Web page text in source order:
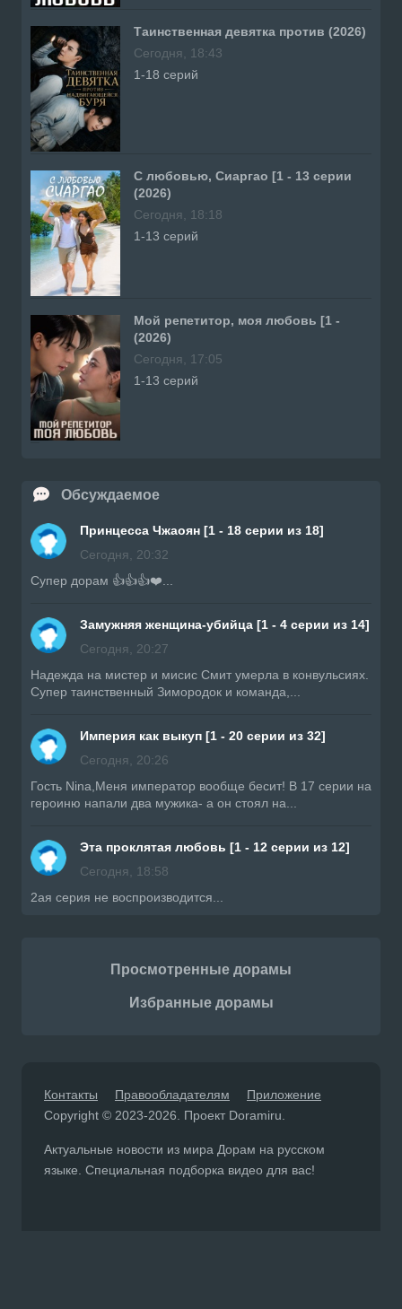
Таинственная девятка против (2026)
Сегодня, 18:43
1-18 серий
С любовью, Сиаргао [1 - 13 серии
(2026)
Сегодня, 18:18
1-13 серий
Мой репетитор, моя любовь [1 -
(2026)
Сегодня, 17:05
1-13 серий
Обсуждаемое
Принцесса Чжаоян [1 - 18 серии из 18]
Сегодня, 20:32
Супер дорам 👍👍👍❤️...
Замужняя женщина-убийца [1 - 4 серии из 14]
Сегодня, 20:27
Надежда на мистер и мисис Смит умерла в конвульсиях.
Супер таинственный Зимородок и команда,...
Империя как выкуп [1 - 20 серии из 32]
Сегодня, 20:26
Гость Nina,Меня император вообще бесит! В 17 серии на
героиню напали два мужика- а он стоял на...
Эта проклятая любовь [1 - 12 серии из 12]
Сегодня, 18:58
2ая серия не воспроизводится...
Просмотренные дорамы
Избранные дорамы
Контакты Правообладателям
Приложение
Copyright © 2023-2026. Проект Doramiru.
Актуальные новости из мира Дорам на русском
языке. Специальная подборка видео для вас!